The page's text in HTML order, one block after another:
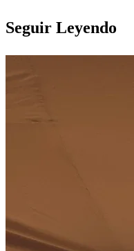
Seguir Leyendo